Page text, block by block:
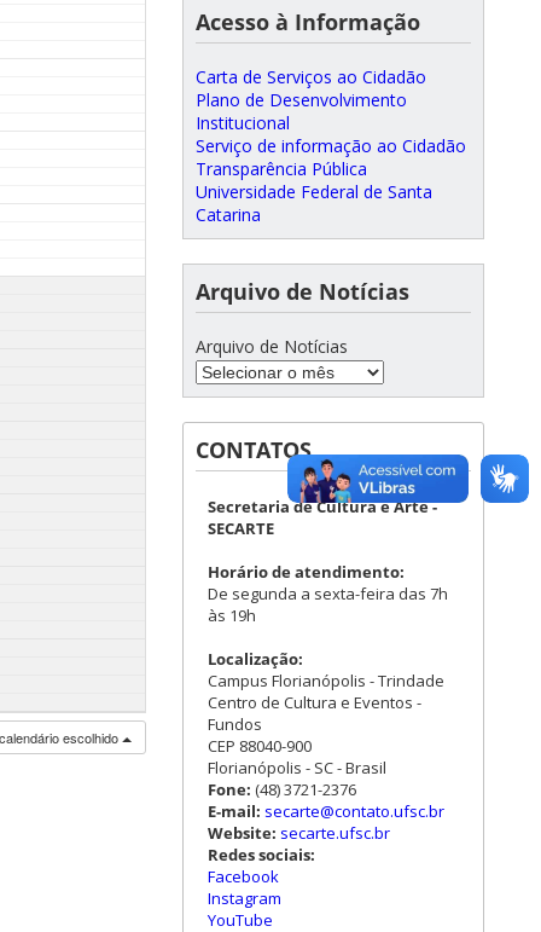
escolhido
Acesso à Informação
Carta de Serviços ao Cidadão
Plano de Desenvolvimento
Institucional
Serviço de informação ao Cidadão
Transparência Pública
Universidade Federal de Santa
Catarina
Arquivo de Notícias
Arquivo de Notícias
CONTATOS
Secretaria de Cultura e Arte -
SECARTE
Horário de atendimento:
De segunda a sexta-feira das 7h
às 19h
Localização:
Campus Florianópolis - Trindade
Centro de Cultura e Eventos -
Fundos
CEP 88040-900
Florianópolis - SC - Brasil
Fone: (48) 3721-2376
E-mail: secarte@contato.ufsc.br
Website: secarte.ufsc.br
Redes sociais:
Facebook
Instagram
YouTube